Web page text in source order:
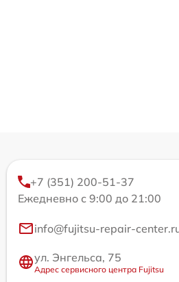
+7 (351) 200-51-37
Ежедневно с 9:00 до 21:00
info@fujitsu-repair-
ул. Энгельса, 75
Адрес сервисного центра Fujitsu